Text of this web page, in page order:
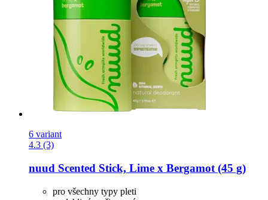
6 variant
4.3 (3)
nuud Scented Stick, Lime x Bergamot (45 g)
pro všechny typy pleti